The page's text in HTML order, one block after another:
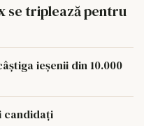
se triplează pentru
ieșenii din 10.000
candidați